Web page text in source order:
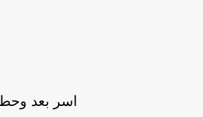
اسر بعد